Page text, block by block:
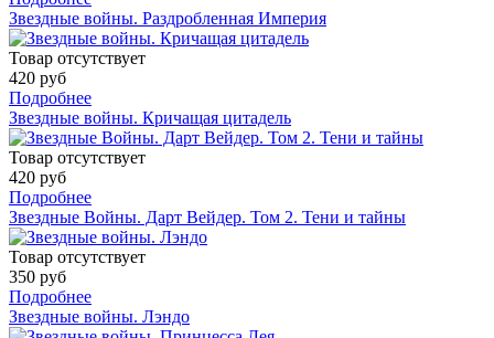
Звездные войны. Раздробленная Империя
Товар отсутствует
420 руб
Подробнее
Звездные войны. Кричащая цитадель
Товар отсутствует
420 руб
Подробнее
Звездные Войны. Дарт Вейдер. Том 2. Тени и тайны
Товар отсутствует
350 руб
Подробнее
Звездные войны. Лэндо